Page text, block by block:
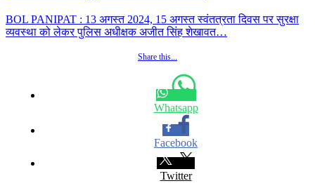
BOL PANIPAT : 13 अगस्त 2024, 15 अगस्त स्वंतत्रता दिवस पर सुरक्षा
व्यवस्था को लेकर पुलिस अधीक्षक अजीत सिंह शेखावत…
Share this...
Whatsapp
Facebook
Twitter